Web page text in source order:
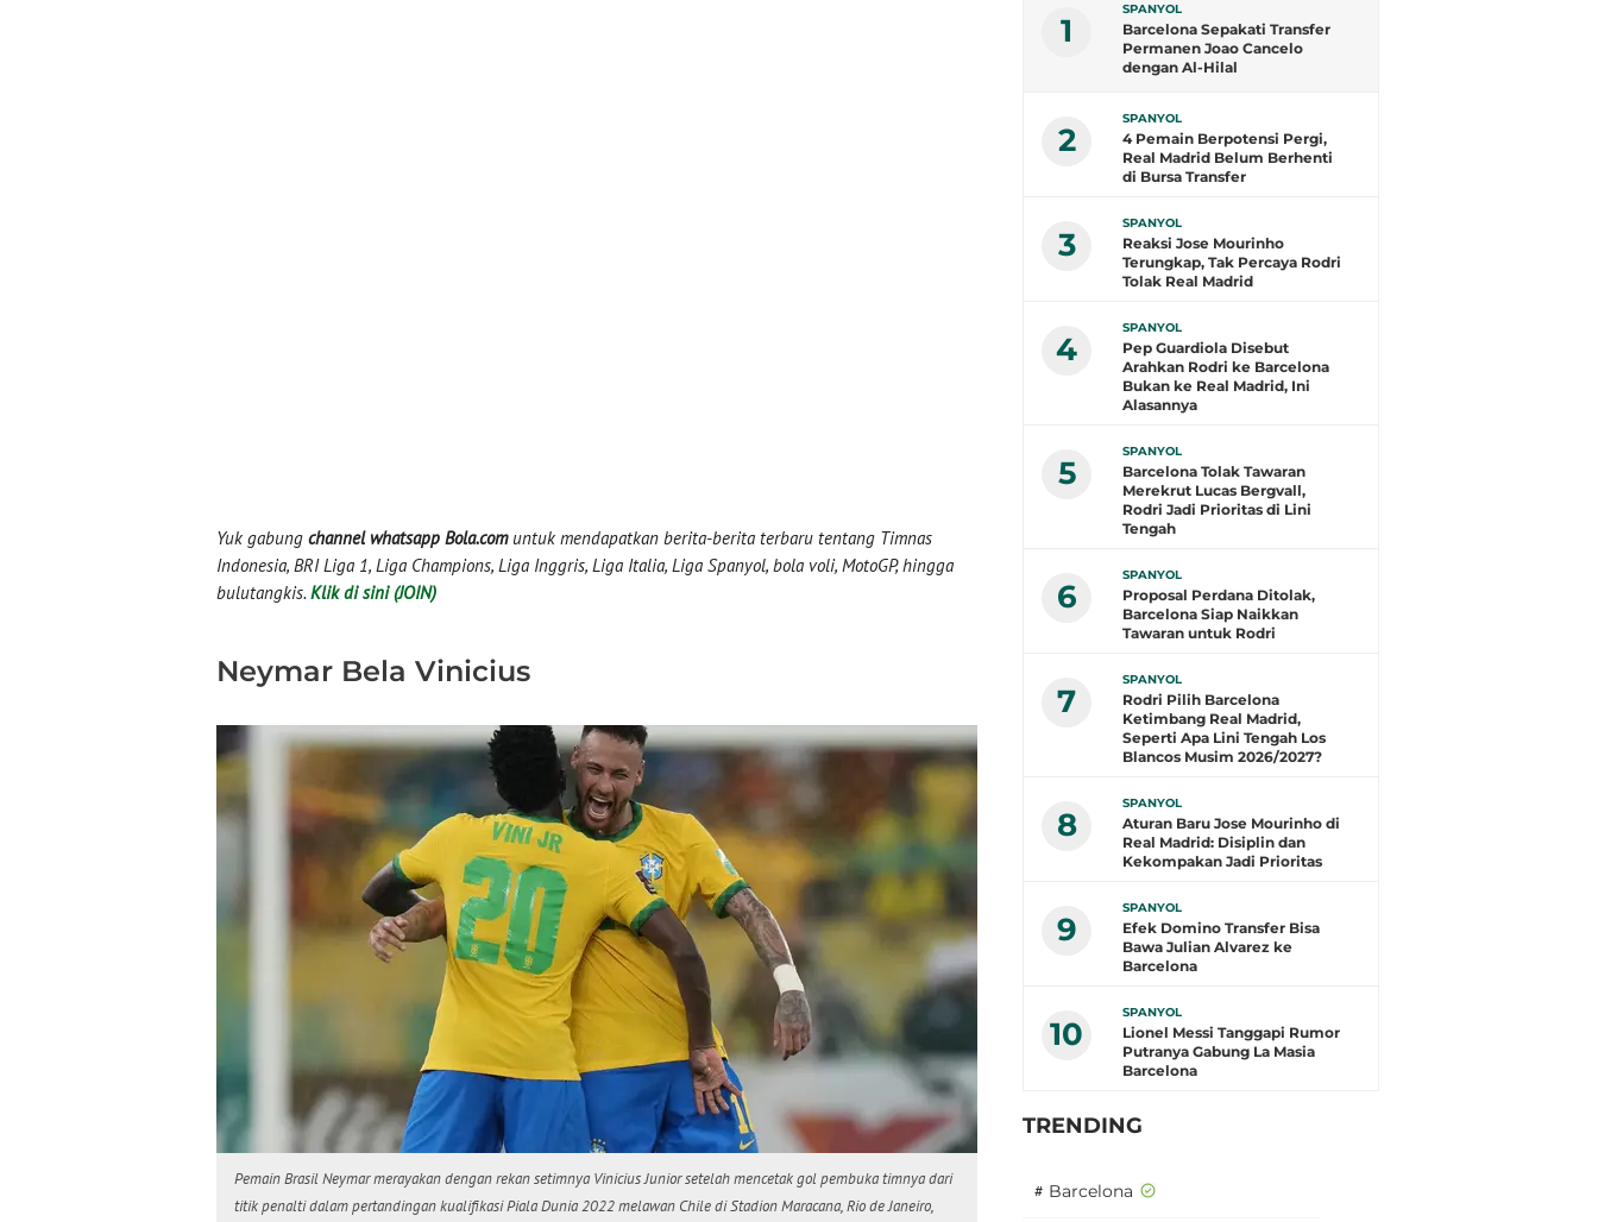
Yuk gabung channel whatsapp Bola.comuntuk mendapatkan berita-berita terbaru tentang Timnas
Indonesia, BRI Liga 1, Liga Champions, Liga Inggris, Liga Italia, Liga Spanyol, bola voli, MotoGP, hingga
bulutangkis. Klik di sini (JOIN)
Neymar Bela Vinicius
Pemain Brasil Neymar merayakan dengan rekan setimnya Vinicius Junior setelah mencetak gol pembuka timnya dari
titik penalti dalam pertandingan kualifikasi Piala Dunia 2022 melawan Chile di Stadion Maracana, Rio de Janeiro,
1
SPANYOL
Barcelona Sepakati Transfer
Permanen Joao Cancelo
dengan Al-Hilal
2
SPANYOL
4 Pemain Berpotensi Pergi,
Real Madrid Belum Berhenti
di Bursa Transfer
3
SPANYOL
Reaksi Jose Mourinho
Terungkap, Tak Percaya Rodri
Tolak Real Madrid
4
SPANYOL
Pep Guardiola Disebut
Arahkan Rodri ke Barcelona
Bukan ke Real Madrid, Ini
Alasannya
5
SPANYOL
Barcelona Tolak Tawaran
Merekrut Lucas Bergvall,
Rodri Jadi Prioritas di Lini
Tengah
6
SPANYOL
Proposal Perdana Ditolak,
Barcelona Siap Naikkan
Tawaran untuk Rodri
7
SPANYOL
Rodri Pilih Barcelona
Ketimbang Real Madrid,
Seperti Apa Lini Tengah Los
Blancos Musim 2026/2027?
8
SPANYOL
Aturan Baru Jose Mourinho di
Real Madrid: Disiplin dan
Kekompakan Jadi Prioritas
9
SPANYOL
Efek Domino Transfer Bisa
Bawa Julian Alvarez ke
Barcelona
10
SPANYOL
Lionel Messi Tanggapi Rumor
Putranya Gabung La Masia
Barcelona
TRENDING
# Barcelona